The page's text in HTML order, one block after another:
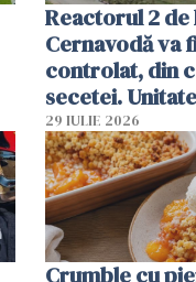
Reactorul 2 de
Cernavodă va
controlat, din
secetei.
deja oprită
29 IULIE 2026
Crumble cu